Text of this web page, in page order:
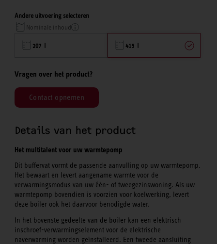
Andere uitvoering selecteren
Nominale inhoud
207 l 415 l
Vragen over het product?
Contact opnemen
Details van het product
Het multitalent voor uw warmtepomp
Dit buffervat vormt de passende aanvulling op uw warmtepomp.
Het bewaart en levert aangename warmte voor de
verwarmingsmodus van uw één- of tweegezinswoning. Als uw
warmtepomp bovendien is voorzien voor koelwerking, levert
deze boiler ook het daarvoor benodigde water.
In het bovenste gedeelte van de boiler kan een elektrisch
inschroef-verwarmingselement voor de elektrische
naverwarming worden geïnstalleerd. Een tweede aansluiting